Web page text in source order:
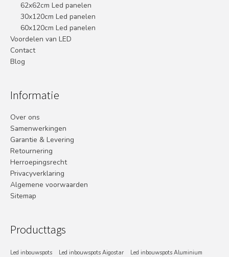
62x62cm Led panelen
30x120cm Led panelen
60x120cm Led panelen
Voordelen van LED
Contact
Blog
Informatie
Over ons
Samenwerkingen
Garantie & Levering
Retournering
Herroepingsrecht
Privacyverklaring
Algemene voorwaarden
Sitemap
Producttags
Led inbouwspots Led inbouwspots Aigostar
Led inbouwspots Aluminium